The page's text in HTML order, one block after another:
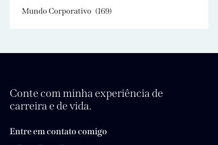
Mundo Corporativo (169)
Conte com minha experiência de
carreira e de vida.
Entre em contato comigo